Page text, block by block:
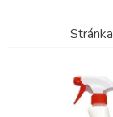
Stránka